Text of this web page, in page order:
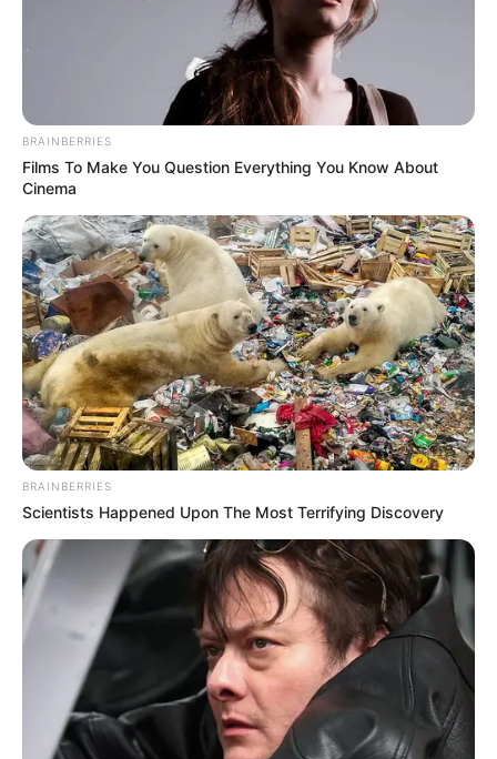
Why this ordinary drink is the secret to feeling
your best every day
CTA FAVORITE
Why this ordinary drink is the secret to feeling
your best every day
CTA FAVORITE
BRAINBERRIES
Films To Make You Question Everything You Know About
Cinema
BRAINBERRIES
Scientists Happened Upon The Most Terrifying Discovery